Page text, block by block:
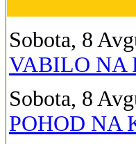
Sobota, 8
VABILO NA
Sobota, 8
POHOD NA